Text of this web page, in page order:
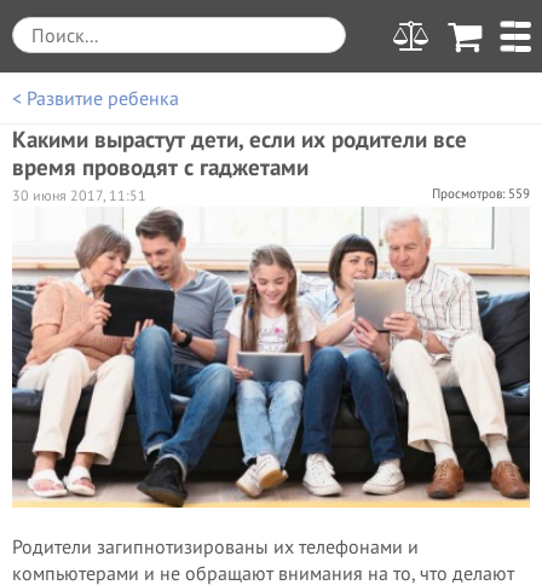
< Развитие ребенка
Какими вырастут дети, если их родители все
время проводят с гаджетами
Просмотров: 559
30 июня 2017, 11:51
Родители загипнотизированы их телефонами и
компьютерами и не обращают внимания на то, что делают